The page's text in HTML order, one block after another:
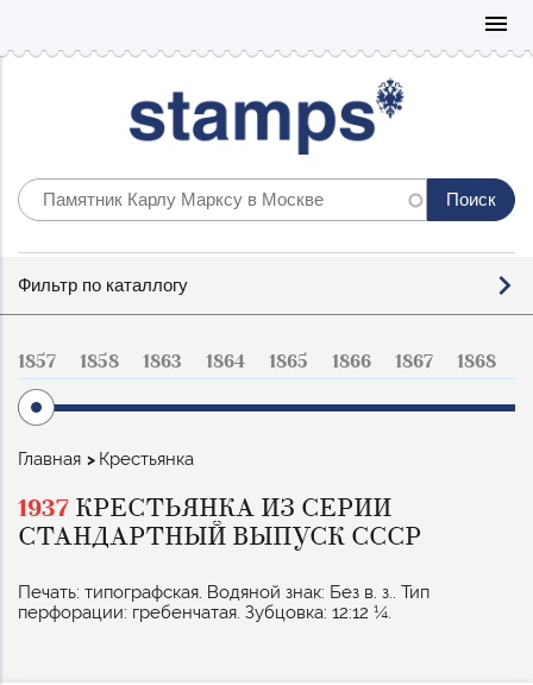
menu
по
Фильтр по каталлогу
1857 1858 1863 1864 1865 1866 1867 1868
Строка
Главная Крестьянка
1937 КРЕСТЬЯНКА ИЗ СЕРИИ
СТАНДАРТНЫЙ ВЫПУСК СССР
Печать: типографская. Водяной знак: Без в. з.. Тип
перфорации: гребенчатая. Зубцовка: 12:12 ¼.